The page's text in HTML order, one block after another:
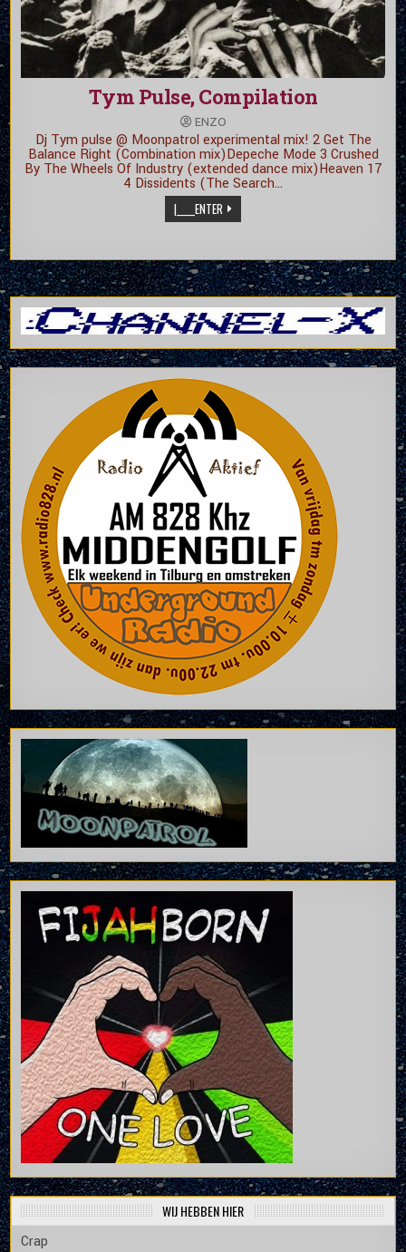
Tym Pulse, Compilation
ENZO
Dj Tym pulse @ Moonpatrol experimental mix! 2 Get The
Balance Right (Combination mix)Depeche Mode 3 Crushed
By The Wheels Of Industry (extended dance mix)Heaven 17
4 Dissidents (The Search…
|_____ENTER
WIJ HEBBEN HIER
Crap